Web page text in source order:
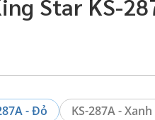
Star KS-
- Đỏ
KS-287A -